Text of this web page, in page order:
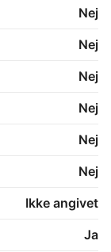
Nej
Nej
Nej
Nej
Nej
Nej
Ikke angivet
Ja